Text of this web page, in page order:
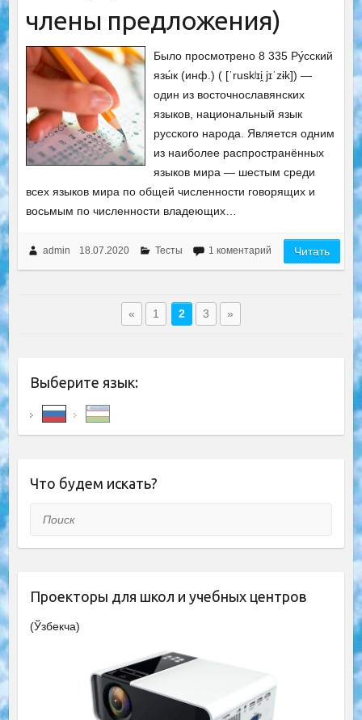
члены предложения)
Было просмотрено 8 335 Ру́сский
язы́к (инф.) ( [ˈruskʲɪi̯ jɪˈzɨk]) —
один из восточнославянских
языков, национальный язык
русского народа. Является одним
из наиболее распространённых
языков мира — шестым среди
всех языков мира по общей численности говорящих и
восьмым по численности владеющих…
admin 18.07.2020 Тесты 1 коментарий Читать
« 1 2 3 »
Выберите язык:
Что будем искать?
Поиск
Проекторы для школ и учебных центров
(Ўзбекча)